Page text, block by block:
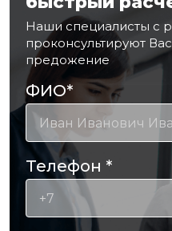
Наши специалисты с
проконсультируют
предожение
ФИО*
Телефон *